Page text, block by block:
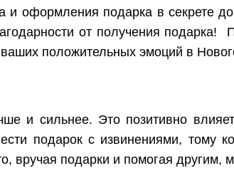
и оформления подарка в секрете
от получения подарка!
положительных эмоций в
и сильнее. Это позитивно
подарок с извинениями, тому
вручая подарки и помогая